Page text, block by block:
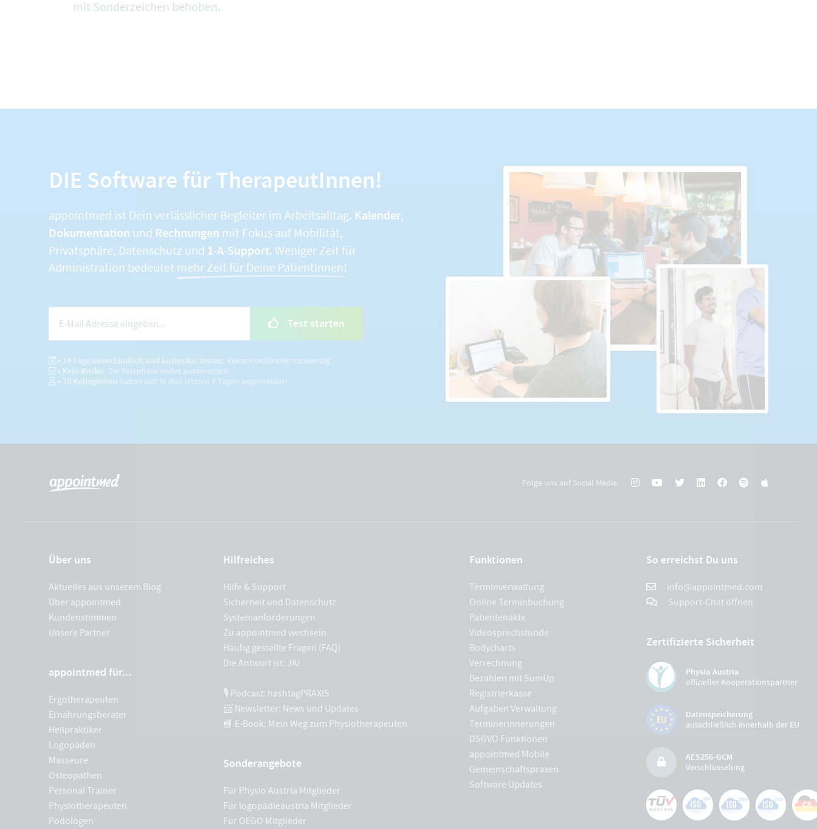
mit Sonderzeichen behoben.
DIE Software für TherapeutInnen!
appointmed ist Dein verlässlicher Begleiter im Arbeitsalltag. Kalender,
Dokumentation und Rechnungen mit Fokus auf Mobilität,
Privatsphäre, Datenschutz und 1-A-Support. Weniger Zeit für
Administration bedeutet mehr Zeit für Deine PatientInnen!
Test starten
• 14 Tage unverbindlich und kostenlos testen. Keine Kreditkarte notwendig.
• Kein Risiko. Die Testphase endet automatisch.
• 70 KollegInnen haben sich in den letzten 7 Tagen angemeldet!
Folge uns auf Social Media:
Über uns
Aktuelles aus unserem Blog
Über appointmed
Kundenstimmen
Unsere Partner
appointmed für...
Ergotherapeuten
Ernährungsberater
Heilpraktiker
Logopäden
Masseure
Osteopathen
Personal Trainer
Physiotherapeuten
Podologen
Hilfreiches
Hilfe & Support
Sicherheit und Datenschutz
Systemanforderungen
Zu appointmed wechseln
Häufig gestellte Fragen (FAQ)
Die Antwort ist: JA!
🎙 Podcast: hashtagPRAXIS
📨 Newsletter: News und Updates
📘 E-Book: Mein Weg zum Physiotherapeuten
Sonderangebote
Für Physio Austria Mitglieder
Für logopädieaustria Mitglieder
Für OEGO Mitglieder
Funktionen
Terminverwaltung
Online Terminbuchung
Patientenakte
Videosprechstunde
Bodycharts
Verrechnung
Bezahlen mit SumUp
Registrierkasse
Aufgaben Verwaltung
Terminerinnerungen
DSGVO Funktionen
appointmed Mobile
Gemeinschaftspraxen
Software Updates
So erreichst Du uns
info@appointmed.com
Support-Chat öffnen
Zertifizierte Sicherheit
Physio Austria
offizieller Kooperationspartner
Datenspeicherung
ausschließlich innerhalb der EU
AES256-GCM
Verschlüsselung